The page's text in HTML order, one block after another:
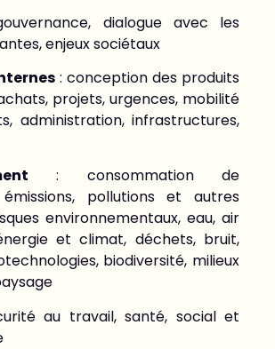
dialogue avec les
enjeux sociétaux
: conception des produits
projets, urgences, mobilité
administration, infrastructures,
: consommation de
émissions, pollutions et autres
environnementaux, eau, air
et climat, déchets, bruit,
biodiversité, milieux
au travail, santé, social et